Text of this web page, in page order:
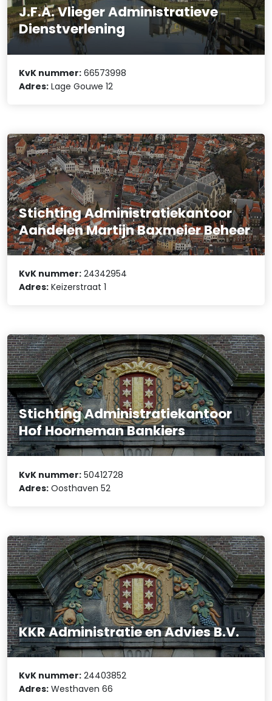
J.F.A. Vlieger Administratieve
Dienstverlening
KvK nummer: 66573998
Adres: Lage Gouwe 12
Stichting Administratiekantoor
Aandelen Martijn Baxmeier Beheer
KvK nummer: 24342954
Adres: Keizerstraat 1
Stichting Administratiekantoor
Hof Hoorneman Bankiers
KvK nummer: 50412728
Adres: Oosthaven 52
KKR Administratie en Advies B.V.
KvK nummer: 24403852
Adres: Westhaven 66